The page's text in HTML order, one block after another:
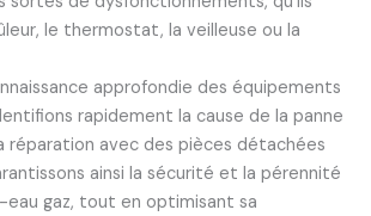
le thermostat, la veilleuse ou la
approfondie des équipements
rapidement la cause de la panne
réparation avec des pièces détachées
ainsi la sécurité et la pérennité
gaz, tout en optimisant sa